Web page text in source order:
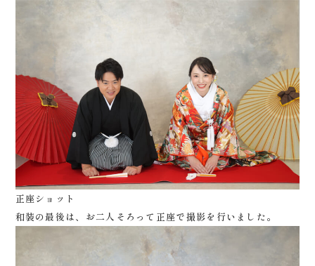
正座ショット
和装の最後は、お二人そろって正座で撮影を行いました。